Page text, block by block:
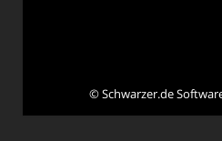
©Schwarzer.de